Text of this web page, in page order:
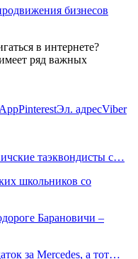
бизнесов
в интернете?
ряд важных
PinterestЭл. адресViber
таэквондисты с…
школьников со
Барановичи –
за Mercedes, а тот…